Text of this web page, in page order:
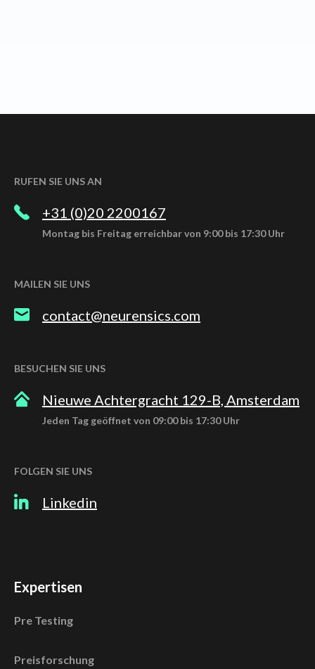
RUFEN SIE UNS AN
+31 (0)20 2200167
Montag bis Freitag erreichbar von 9:00 bis 17:30 Uhr
MAILEN SIE UNS
contact@neurensics.com
BESUCHEN SIE UNS
Nieuwe Achtergracht 129-B, Amsterdam
Jeden Tag geöffnet von 09:00 bis 17:30 Uhr
FOLGEN SIE UNS
Linkedin
Expertisen
Pre Testing
Preisforschung